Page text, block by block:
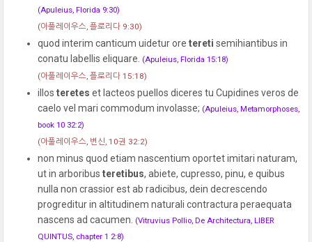
(Apuleius, Florida 9:30)
(아풀레이우스, 플로리다 9:30)
quod interim canticum uidetur oretereti semihiantibus in
conatu labellis eliquare. (Apuleius, Florida 15:18)
(아풀레이우스, 플로리다 15:18)
illosteretes et lacteos puellos diceres tu Cupidines veros de
caelo vel mari commodum involasse; (Apuleius, Metamorphoses,
book 10 32:2)
(아풀레이우스, 변신, 10권 32:2)
non minus quod etiam nascentium oportet imitari naturam,
ut in arboribusteretibus, abiete, cupresso, pinu, e quibus
nulla non crassior est ab radicibus, dein decrescendo
progreditur in altitudinem naturali contractura peraequata
nascens ad cacumen. (Vitruvius Pollio, De Architectura, LIBER
QUINTUS, chapter 1 2:8)